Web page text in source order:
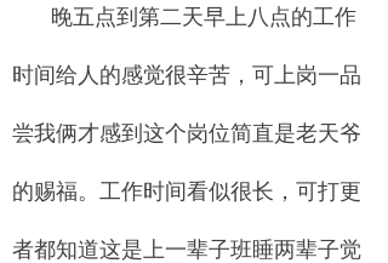
晚五点到第二天早上八点的工作
时间给人的感觉很辛苦，可上岗一品
尝我俩才感到这个岗位简直是老天爷
的赐福。工作时间看似很长，可打更
者都知道这是上一辈子班睡两辈子觉